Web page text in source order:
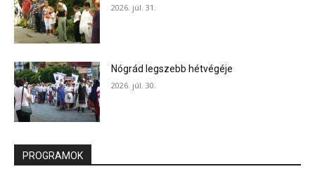
2026. júl. 31.
Nógrád legszebb hétvégéje
2026. júl. 30.
PROGRAMOK